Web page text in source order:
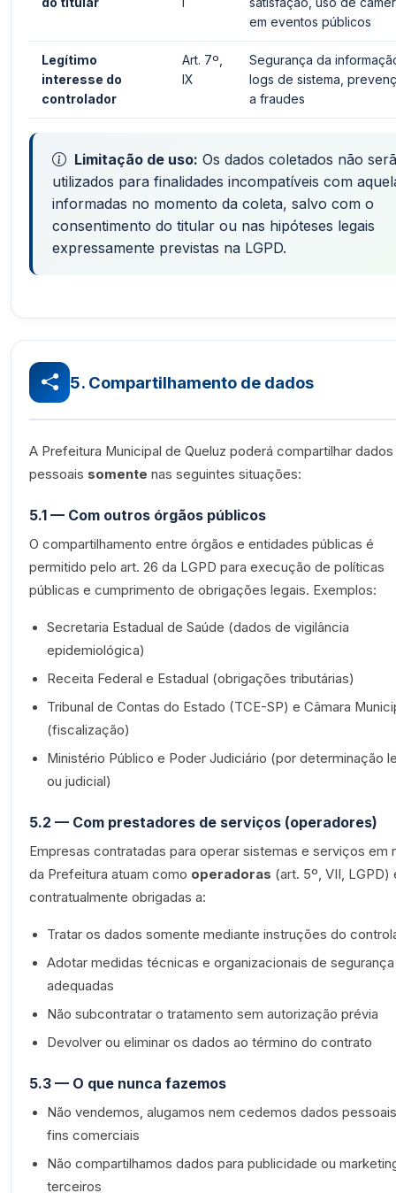
em eventos públicos
Legítimo
interesse do
controlador
Art. 7º,
IX
Segurança da
logs de sistema,
a fraudes
Limitação de uso: Os dados coletados não
utilizados para finalidades incompatíveis com
informadas no momento da coleta, salvo com o
consentimento do titular ou nas hipóteses legais
expressamente previstas na LGPD.
5. Compartilhamento de dados
A Prefeitura Municipal de Queluz poderá compartilhar dados
pessoais somente nas seguintes situações:
5.1 — Com outros órgãos públicos
O compartilhamento entre órgãos e entidades públicas é
permitido pelo art. 26 da LGPD para execução de políticas
públicas e cumprimento de obrigações legais. Exemplos:
Secretaria Estadual de Saúde (dados de vigilância
epidemiológica)
Receita Federal e Estadual (obrigações tributárias)
Tribunal de Contas do Estado (TCE-SP) e Câmara
(fiscalização)
Ministério Público e Poder Judiciário (por determinação
ou judicial)
5.2 — Com prestadores de serviços (operadores)
Empresas contratadas para operar sistemas e serviços em
da Prefeitura atuam como operadoras (art. 5º, VII, LGPD)
contratualmente obrigadas a:
Tratar os dados somente mediante instruções do
Adotar medidas técnicas e organizacionais de segurança
adequadas
Não subcontratar o tratamento sem autorização prévia
Devolver ou eliminar os dados ao término do contrato
5.3 — O que nunca fazemos
Não vendemos, alugamos nem cedemos dados
fins comerciais
Não compartilhamos dados para publicidade ou
terceiros